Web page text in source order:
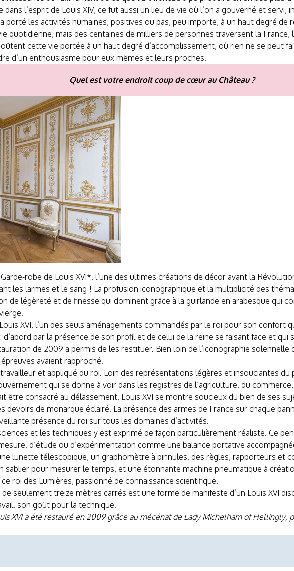
dans l’esprit de Louis XIV, ce fut aussi un lieu de vie où l’on a gouverné et
porté les activités humaines, positives ou pas, peu importe, à un haut degré de
quotidienne, mais des centaines de milliers de personnes traversent la
cette vie portée à un haut degré d’accomplissement, où rien ne se peut
d’un enthousiasme pour eux mêmes et leurs proches.
Quel est votre endroit coup de cœur au Château ?
robe de Louis XVI*, l’une des ultimes créations de décor avant la
les larmes et le sang ! La profusion iconographique et la multiplicité des
de légèreté et de finesse qui dominent grâce à la guirlande en arabesque qui
XVI, l’un des seuls aménagements commandés par le roi pour son confort
par la présence de son profil et de celui de la reine se faisant face et
de 2009 a permis de les restituer. Bien loin de l’iconographie solennelle
avaient rapproché.
et appliqué du roi. Loin des représentations légères et insouciantes du
qui se donne à voir dans les registres de l’agriculture, du
être consacré au délassement, Louis XVI se montre soucieux du bien de ses
devoirs de monarque éclairé. La présence des armes de France sur chaque
présence du roi sur tous les domaines d’activités.
et les techniques y est exprimé de façon particulièrement réaliste. Ce
d’étude ou d’expérimentation comme une balance portative
lunette télescopique, un graphomètre à pinnules, des règles, rapporteurs et
pour mesurer le temps, et une étonnante machine pneumatique à
roi des Lumières, passionné de connaissance scientifique.
seulement treize mètres carrés est une forme de manifeste d’un Louis XVI
son goût pour la technique.
XVI a été restauré en 2009 grâce au mécénat de Lady Michelham of Hellingly,